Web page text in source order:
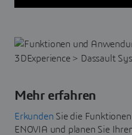
Mehr erfahren
Erkunden Sie die
ENOVIA und planen Sie